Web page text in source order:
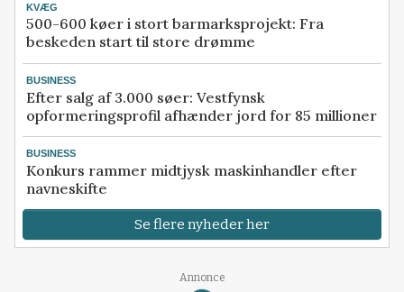
KVÆG
500-600 køer i stort barmarksprojekt: Fra
beskeden start til store drømme
BUSINESS
Efter salg af 3.000 søer: Vestfynsk
opformeringsprofil afhænder jord for 85 millioner
BUSINESS
Konkurs rammer midtjysk maskinhandler efter
navneskifte
Se flere nyheder her
Annonce